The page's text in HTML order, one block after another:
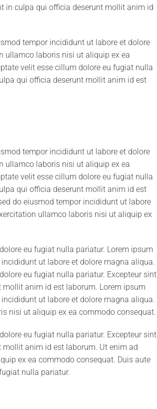
in culpa qui officia deserunt mollit anim id
tempor incididunt ut labore et dolore
ullamco laboris nisi ut aliquip ex ea
velit esse cillum dolore eu fugiat nulla
qui officia deserunt mollit anim id est
tempor incididunt ut labore et dolore
ullamco laboris nisi ut aliquip ex ea
velit esse cillum dolore eu fugiat nulla
qui officia deserunt mollit anim id est
do eiusmod tempor incididunt ut labore
ullamco laboris nisi ut aliquip ex
eu fugiat nulla pariatur. Lorem ipsum
ut labore et dolore magna aliqua.
eu fugiat nulla pariatur. Excepteur sint
anim id est laborum. Lorem ipsum
ut labore et dolore magna aliqua.
nisi ut aliquip ex ea commodo consequat.
eu fugiat nulla pariatur. Excepteur sint
anim id est laborum. Ut enim ad
ex ea commodo consequat. Duis aute
nulla pariatur.